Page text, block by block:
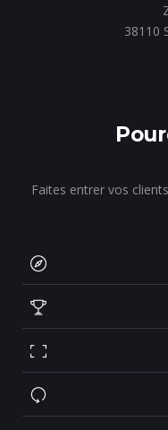
38110
Faites entrer vos